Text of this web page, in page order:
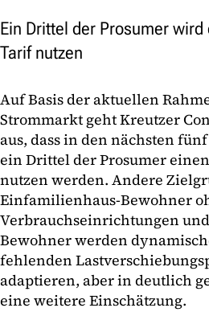
Ein Drittel der Prosumer
Tarif nutzen
Auf Basis der aktuellen
Strommarkt geht Kreutzer
aus, dass in den nächsten
ein Drittel der Prosumer
nutzen werden. Andere
Einfamilienhaus-Bewohner
Verbrauchseinrichtungen
Bewohner werden
fehlenden
adaptieren, aber in deutlich
eine weitere Einschätzung.